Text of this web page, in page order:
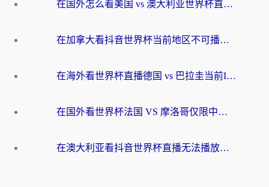
在国外怎么看美国 vs 澳大利亚世界杯直播？海外党必藏的中文解说观赛指南
在加拿大看抖音世界杯当前地区不可播放？海外党体育观赛终极指南
在海外看世界杯直播德国 vs 巴拉圭当前IP受限制？这篇指南帮你轻松解决地区限制
在国外看世界杯法国 VS 摩洛哥仅限中国大陆？别让地域限制拦下你的欢呼
在澳大利亚看抖音世界杯直播无法播放？海外党体育观赛终极指南来了！